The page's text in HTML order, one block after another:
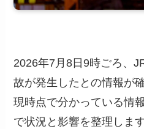
2026年7月8日9時ごろ、
故が発生したとの情報が
現時点で分かっている情
で状況と影響を整理します